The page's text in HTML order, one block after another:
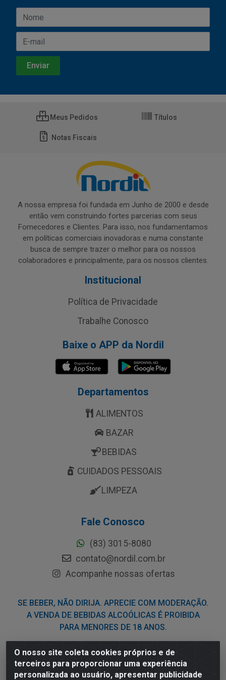
O nosso site coleta cookies próprios e de
terceiros para proporcionar uma experiência
personalizada ao usuário, apresentar publicidade
Meus Pedidos Títulos
Notas Fiscais
A nossa empresa foi fundada em Junho de 2000 e desde
então vem construindo fortes parcerias com seus
Fornecedores e Clientes. Para isso, nos fundamentamos
em políticas comerciais inovadoras e numa constante
busca de sempre trazer o melhor para os nossos
colaboradores e principalmente, para os nossos clientes.
Institucional
Política de Privacidade
Trabalhe Conosco
Baixe o APP da Nordil
Departamentos
ALIMENTOS
BAZAR
BEBIDAS
CUIDADOS PESSOAIS
LIMPEZA
Fale Conosco
(83) 3015-8080
contato@nordil.com.br
Acompanhe nossas ofertas
SE BEBER, NÃO DIRIJA. APRECIE COM MODERAÇÃO.
A VENDA DE BEBIDAS ALCOÓLICAS É PROIBIDA
PARA MENORES DE 18 ANOS.
Nordil Distribuidora - Avenida Liberdade, 2738, Bloco F -
Sesi - Bayeux/PB - CEP 58.111-400 - CNPJ